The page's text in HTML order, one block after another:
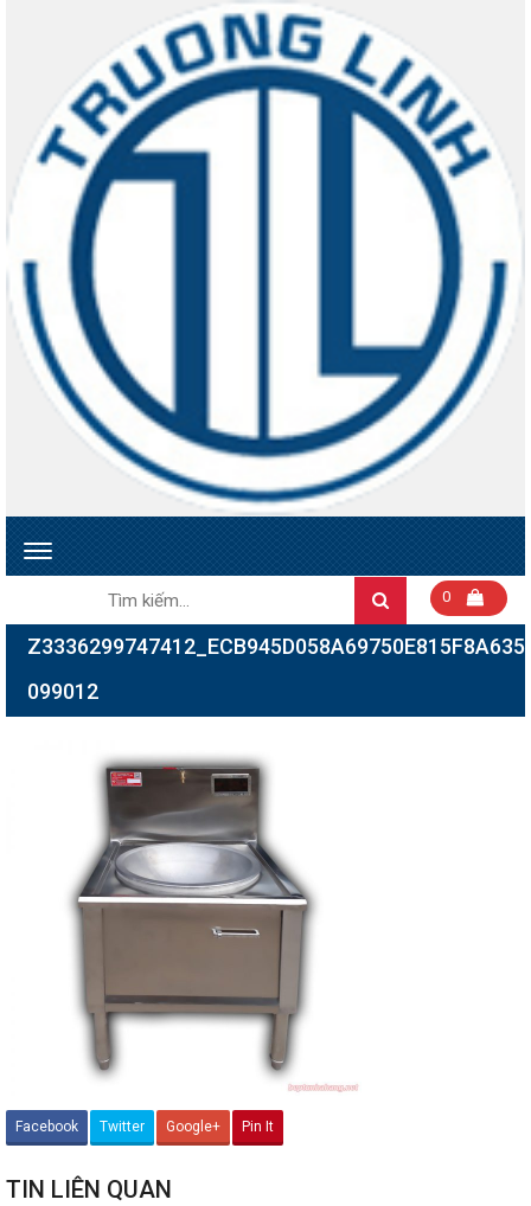
Toggle
Tìm
Search0
Z3336299747412_ECB945D058A69750E815F8A635
099012
Facebook Twitter Google+ Pin It
TIN LIÊN QUAN